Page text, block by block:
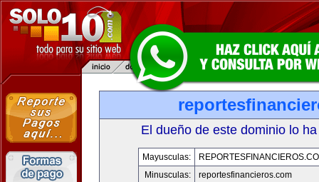
El dueño de este dominio lo
Mayusculas:
Minusculas:
reportesfinancieros.com